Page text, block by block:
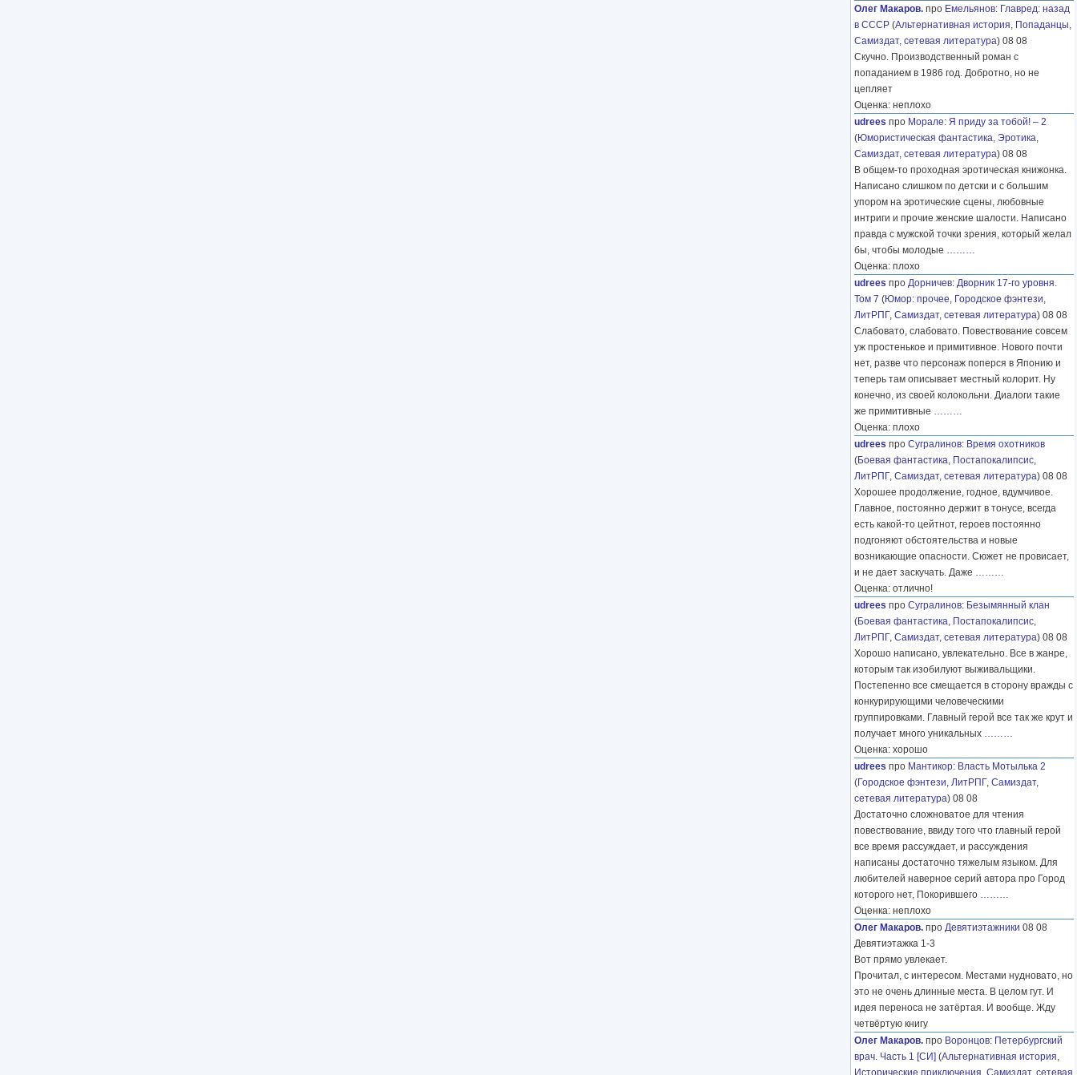
Олег Макаров. про Емельянов: Главред: назад
в СССР (Альтернативная история, Попаданцы,
Самиздат, сетевая литература) 08 08
Скучно. Производственный роман с
попаданием в 1986 год. Добротно, но не
цепляет
Оценка: неплохо
udrees про Морале: Я приду за тобой! – 2
(Юмористическая фантастика, Эротика,
Самиздат, сетевая литература) 08 08
В общем-то проходная эротическая книжонка.
Написано слишком по детски и с большим
упором на эротические сцены, любовные
интриги и прочие женские шалости. Написано
правда с мужской точки зрения, который желал
бы, чтобы молодые ………
Оценка: плохо
udrees про Дорничев: Дворник 17-го уровня.
Том 7 (Юмор: прочее, Городское фэнтези,
ЛитРПГ, Самиздат, сетевая литература) 08 08
Слабовато, слабовато. Повествование совсем
уж простенькое и примитивное. Нового почти
нет, разве что персонаж поперся в Японию и
теперь там описывает местный колорит. Ну
конечно, из своей колокольни. Диалоги такие
же примитивные ………
Оценка: плохо
udrees про Сугралинов: Время охотников
(Боевая фантастика, Постапокалипсис,
ЛитРПГ, Самиздат, сетевая литература) 08 08
Хорошее продолжение, годное, вдумчивое.
Главное, постоянно держит в тонусе, всегда
есть какой-то цейтнот, героев постоянно
подгоняют обстоятельства и новые
возникающие опасности. Сюжет не провисает,
и не дает заскучать. Даже ………
Оценка: отлично!
udrees про Сугралинов: Безымянный клан
(Боевая фантастика, Постапокалипсис,
ЛитРПГ, Самиздат, сетевая литература) 08 08
Хорошо написано, увлекательно. Все в жанре,
которым так изобилуют выживальщики.
Постепенно все смещается в сторону вражды с
конкурирующими человеческими
группировками. Главный герой все так же крут и
получает много уникальных ………
Оценка: хорошо
udrees про Мантикор: Власть Мотылька 2
(Городское фэнтези, ЛитРПГ, Самиздат,
сетевая литература) 08 08
Достаточно сложноватое для чтения
повествование, ввиду того что главный герой
все время рассуждает, и рассуждения
написаны достаточно тяжелым языком. Для
любителей наверное серий автора про Город
которого нет, Покорившего ………
Оценка: неплохо
Олег Макаров. про Девятиэтажники 08 08
Девятиэтажка 1-3
Вот прямо увлекает.
Прочитал, с интересом. Местами нудновато, но
это не очень длинные места. В целом гут. И
идея переноса не затёртая. И вообще. Жду
четвёртую книгу
Олег Макаров. про Воронцов: Петербургский
врач. Часть 1 [СИ] (Альтернативная история,